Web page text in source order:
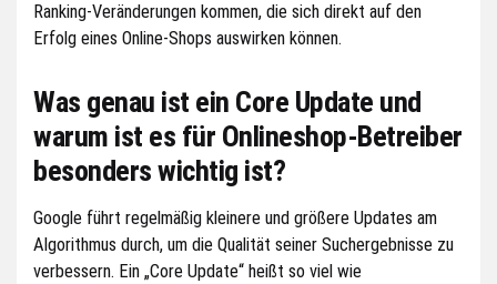
Ranking-Veränderungen kommen, die sich direkt auf den
Erfolg eines Online-Shops auswirken können.
Was genau ist ein Core Update und
warum ist es für Onlineshop-Betreiber
besonders wichtig ist?
Google führt regelmäßig kleinere und größere Updates am
Algorithmus durch, um die Qualität seiner Suchergebnisse zu
verbessern. Ein „Core Update“ heißt so viel wie